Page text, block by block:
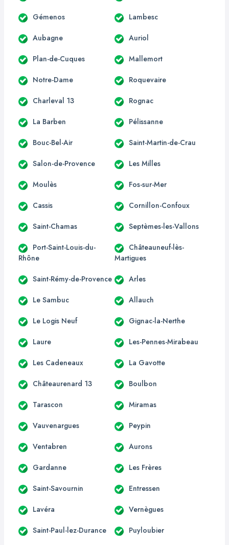
Gémenos Lambesc
Aubagne Auriol
Plan-de-Cuques Mallemort
Notre-Dame Roquevaire
Charleval 13 Rognac
La Barben Pélissanne
Bouc-Bel-Air Saint-Martin-de-Crau
Salon-de-Provence Les Milles
Moulès Fos-sur-Mer
Cassis Cornillon-Confoux
Saint-Chamas Septèmes-les-Vallons
Port-Saint-Louis-du-
Rhône
Châteauneuf-lès-
Martigues
Saint-Rémy-de-Provence Arles
Le Sambuc Allauch
Le Logis Neuf Gignac-la-Nerthe
Laure Les-Pennes-Mirabeau
Les Cadeneaux La Gavotte
Châteaurenard 13 Boulbon
Tarascon Miramas
Vauvenargues Peypin
Ventabren Aurons
Gardanne Les Frères
Saint-Savournin Entressen
Lavéra Vernègues
Saint-Paul-lez-Durance Puyloubier